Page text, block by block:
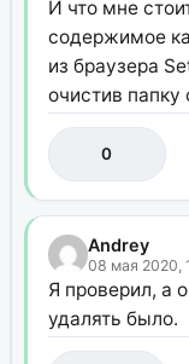
И что мне
содержимое
из браузера
очистив
0
Andrey
08 мая 2020,
Я проверил, а
удалять было.